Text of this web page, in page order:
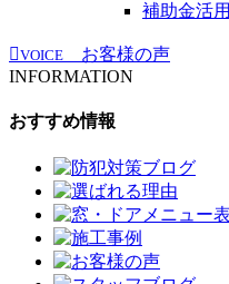
補助金活用
VOICE
お客様の声
INFORMATION
おすすめ情報